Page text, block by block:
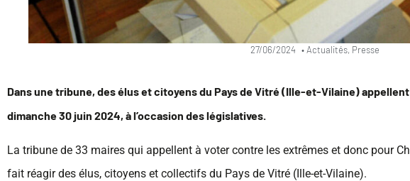
27/06/2024 •Actualités, Presse
Dans une tribune, des élus et citoyens du Pays de Vitré (Ille-et-Vilaine)
dimanche 30 juin 2024, à l’occasion des législatives.
La tribune de 33 maires qui appellent à voter contre les extrêmes et donc pour
fait réagir des élus, citoyens et collectifs du Pays de Vitré (Ille-et-Vilaine).